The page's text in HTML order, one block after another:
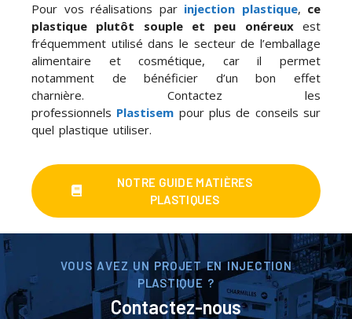
Pour vos réalisations par injection plastique, ce
plastique plutôt souple et peu onéreuxest
fréquemment utilisé dans le secteur de l’emballage
alimentaire et cosmétique, car il permet
notamment de bénéficier d’un bon effet
charnière. Contactez les
professionnels Plastisem pour plus de conseils sur
quel plastique utiliser.
NOTRE GUIDE MATIÈRES
PLASTIQUES
VOUS AVEZ UN PROJET EN INJECTION
PLASTIQUE ?
Contactez-nous